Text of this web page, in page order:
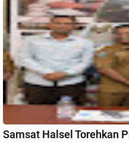
Samsat Halsel Torehkan